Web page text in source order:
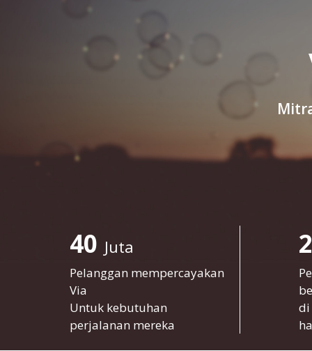
40 Juta
Pelanggan mempercayakan
Via
Untuk kebutuhan
perjalanan mereka
2
di